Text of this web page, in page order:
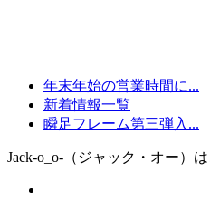
年末年始の営業時間に...
新着情報一覧
瞬足フレーム第三弾入...
Jack-o_o-（ジャック・オー）